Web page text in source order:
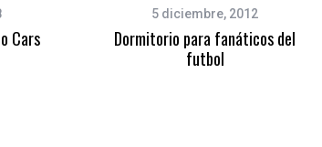
Cars
5 diciembre, 2012
Dormitorio para fanáticos del
futbol